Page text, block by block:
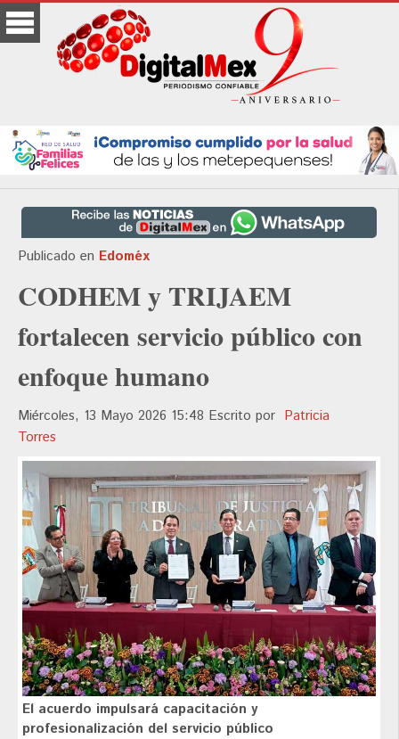
Publicado en Edoméx
CODHEM y TRIJAEM
fortalecen servicio público con
enfoque humano
Miércoles, 13 Mayo 2026 15:48 Escrito por Patricia
Torres
El acuerdo impulsará capacitación y
profesionalización del servicio público